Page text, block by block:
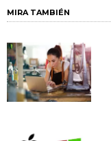
MIRA TAMBIÉN